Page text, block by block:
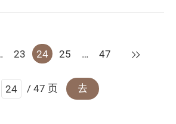
23 24 25 … 47 下一页
/ 47 页 去